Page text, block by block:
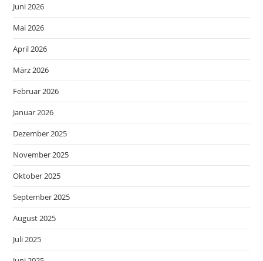
Juni 2026
Mai 2026
April 2026
März 2026
Februar 2026
Januar 2026
Dezember 2025
November 2025
Oktober 2025
September 2025
August 2025
Juli 2025